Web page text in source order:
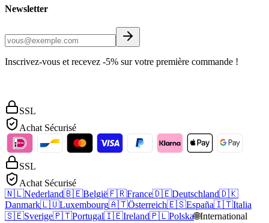
Newsletter
Inscrivez-vous et recevez -5% sur votre première commande !
SSL
Achat Sécurisé
SSL
Achat Sécurisé
🇳🇱Nederland🇧🇪België🇫🇷France🇩🇪Deutschland🇩🇰
Danmark🇱🇺Luxembourg🇦🇹Österreich🇪🇸España🇮🇹Italia
🇸🇪Sverige🇵🇹Portugal🇮🇪Ireland🇵🇱Polska🌐International